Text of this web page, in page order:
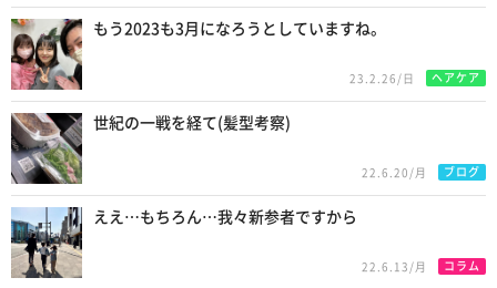
もう2023も3月になろうとしていますね。
23.2.26/日 ヘアケア
世紀の一戦を経て(髪型考察)
22.6.20/月 ブログ
ええ…もちろん…我々新参者ですから
22.6.13/月 コラム